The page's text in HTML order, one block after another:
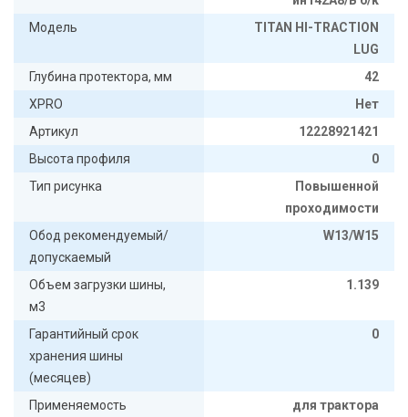
Модель
TITAN HI-TRACTION
LUG
Глубина протектора, мм
42
XPRO
Нет
Артикул
12228921421
Высота профиля
0
Тип рисунка
Повышенной
проходимости
Обод рекомендуемый/
допускаемый
W13/W15
Объем загрузки шины,
м3
1.139
Гарантийный срок
хранения шины
(месяцев)
0
Применяемость
для трактора